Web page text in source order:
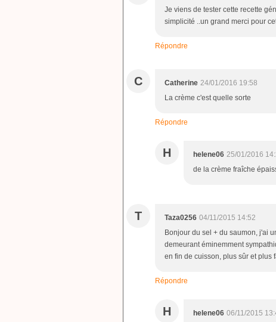
Je viens de tester cette recette
simplicité ..un grand merci pour
Répondre
C Catherine 24/01/2016 19:58
La crème c'est quelle sorte
Répondre
H helene06 25/01/2016
de la crème fraîche
T Taza0256 04/11/2015 14:52
Bonjour du sel + du saumon, j'ai
demeurant éminemment
en fin de cuisson, plus sûr et plus
Répondre
H helene06 06/11/2015